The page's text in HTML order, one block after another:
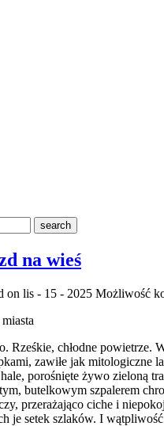
na wieś
on lis - 15 - 2025 Możliwość
Rześkie, chłodne
zawiłe jak mitologiczne
porośnięte żywo zieloną
butelkowym szpalerem
przerażająco ciche i
je setek szlaków. I